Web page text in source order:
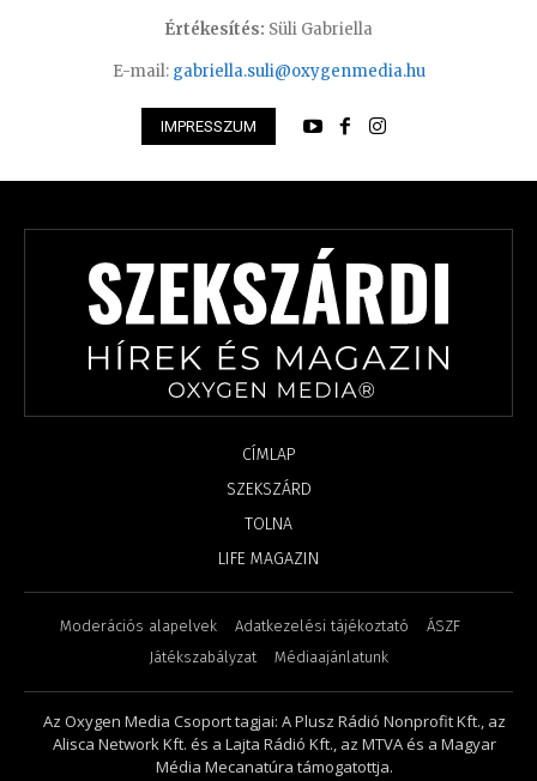
Értékesítés: Süli Gabriella
E-mail: gabriella.suli@oxygenmedia.hu
IMPRESSZUM
CÍMLAP
SZEKSZÁRD
TOLNA
LIFE MAGAZIN
Moderációs alapelvek Adatkezelési tájékoztató
ÁSZF
Játékszabályzat
Médiaajánlatunk
Az Oxygen Media Csoport tagjai: A Plusz Rádió Nonprofit Kft., az
Alisca Network Kft. és a Lajta Rádió Kft., az MTVA és a Magyar
Média Mecanatúra támogatottja.